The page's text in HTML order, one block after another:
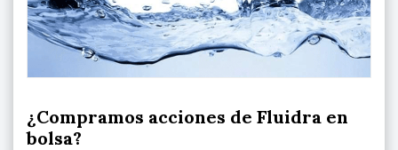
¿Compramos acciones de Fluidra en
bolsa?